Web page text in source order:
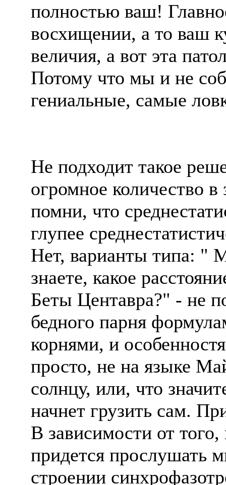
полностью ваш!
восхищении, а то ваш
величия, а вот эта
Потому что мы и не
гениальные, самые
Не подходит такое
огромное количество в
помни, что
глупее
Нет, варианты типа: "
знаете, какое
Беты Центавра?" - не
бедного парня
корнями, и
просто, не на языке
солнцу, или, что
начнет грузить сам.
В зависимости от
придется прослушать
строении